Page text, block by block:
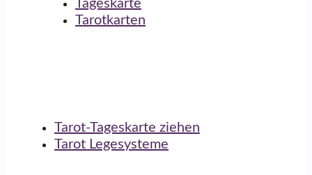
Tageskarte
Tarotkarten
Tarot-Tageskarte ziehen
Tarot Legesysteme